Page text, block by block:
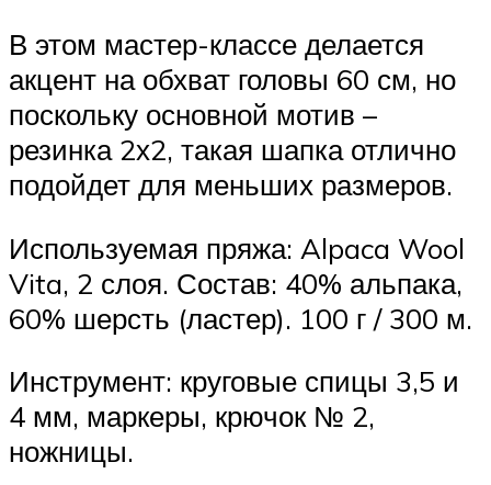
В этом мастер-классе делается
акцент на обхват головы 60 см, но
поскольку основной мотив –
резинка 2х2, такая шапка отлично
подойдет для меньших размеров.
Используемая пряжа: Alpaca Wool
Vita, 2 слоя. Состав: 40% альпака,
60% шерсть (ластер). 100 г / 300 м.
Инструмент: круговые спицы 3,5 и
4 мм, маркеры, крючок № 2,
ножницы.